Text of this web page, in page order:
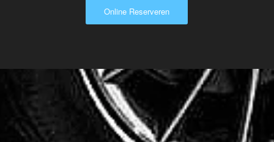
Online Reserveren